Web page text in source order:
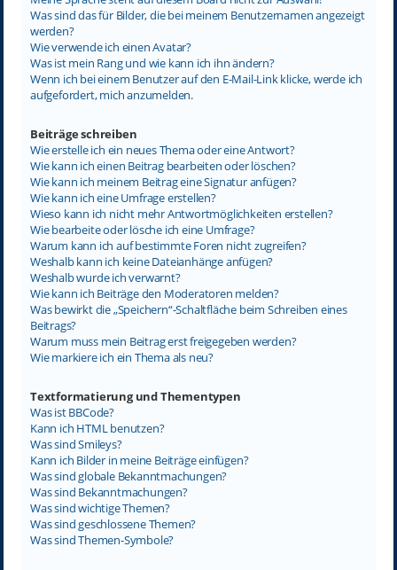
Was sind das für Bilder, die bei meinem Benutzernamen angezeigt
werden?
Wie verwende ich einen Avatar?
Was ist mein Rang und wie kann ich ihn ändern?
Wenn ich bei einem Benutzer auf den E-Mail-Link klicke, werde ich
aufgefordert, mich anzumelden.
Beiträge schreiben
Wie erstelle ich ein neues Thema oder eine Antwort?
Wie kann ich einen Beitrag bearbeiten oder löschen?
Wie kann ich meinem Beitrag eine Signatur anfügen?
Wie kann ich eine Umfrage erstellen?
Wieso kann ich nicht mehr Antwortmöglichkeiten erstellen?
Wie bearbeite oder lösche ich eine Umfrage?
Warum kann ich auf bestimmte Foren nicht zugreifen?
Weshalb kann ich keine Dateianhänge anfügen?
Weshalb wurde ich verwarnt?
Wie kann ich Beiträge den Moderatoren melden?
Was bewirkt die „Speichern“-Schaltfläche beim Schreiben eines
Beitrags?
Warum muss mein Beitrag erst freigegeben werden?
Wie markiere ich ein Thema als neu?
Textformatierung und Thementypen
Was ist BBCode?
Kann ich HTML benutzen?
Was sind Smileys?
Kann ich Bilder in meine Beiträge einfügen?
Was sind globale Bekanntmachungen?
Was sind Bekanntmachungen?
Was sind wichtige Themen?
Was sind geschlossene Themen?
Was sind Themen-Symbole?